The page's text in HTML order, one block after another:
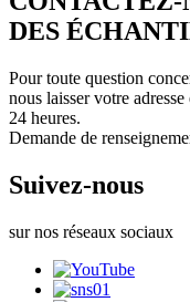
DES
Pour toute question
nous laisser votre
24 heures.
Demande de
Suivez-nous
sur nos réseaux sociaux